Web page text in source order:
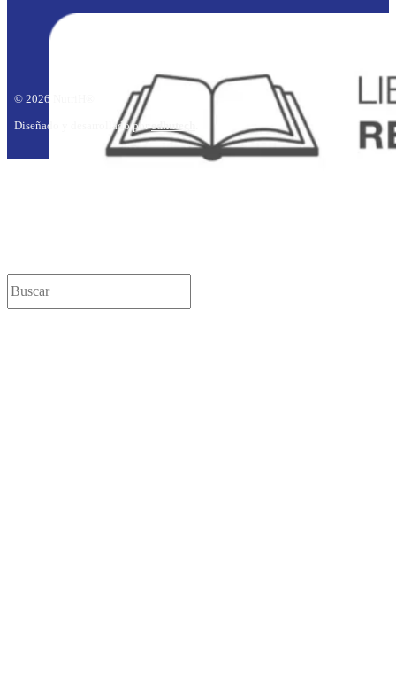
© 2026 NutriH®
Diseñado y desarrollado poredhutech